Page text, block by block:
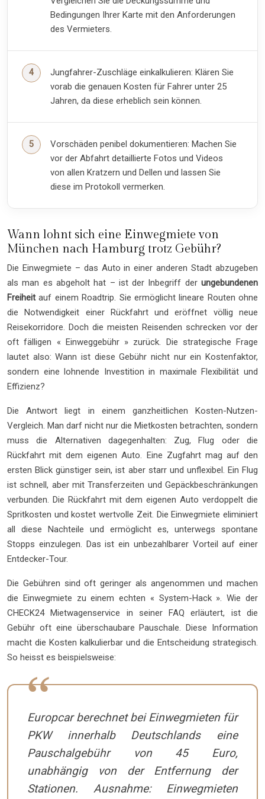
Bedingungen Ihrer Karte mit den Anforderungen
des Vermieters.
Jungfahrer-Zuschläge einkalkulieren: Klären Sie
vorab die genauen Kosten für Fahrer unter 25
Jahren, da diese erheblich sein können.
Vorschäden penibel dokumentieren: Machen Sie
vor der Abfahrt detaillierte Fotos und Videos
von allen Kratzern und Dellen und lassen Sie
diese im Protokoll vermerken.
Wann lohnt sich eine Einwegmiete von
München nach Hamburg trotz Gebühr?
Die Einwegmiete – das Auto in einer anderen Stadt abzugeben
als man es abgeholt hat – ist der Inbegriff der ungebundenen
Freiheitauf einem Roadtrip. Sie ermöglicht lineare Routen ohne
die Notwendigkeit einer Rückfahrt und eröffnet völlig neue
Reisekorridore. Doch die meisten Reisenden schrecken vor der
oft fälligen « Einweggebühr » zurück. Die strategische Frage
lautet also: Wann ist diese Gebühr nicht nur ein Kostenfaktor,
sondern eine lohnende Investition in maximale Flexibilität und
Effizienz?
Die Antwort liegt in einem ganzheitlichen Kosten-Nutzen-
Vergleich. Man darf nicht nur die Mietkosten betrachten, sondern
muss die Alternativen dagegenhalten: Zug, Flug oder die
Rückfahrt mit dem eigenen Auto. Eine Zugfahrt mag auf den
ersten Blick günstiger sein, ist aber starr und unflexibel. Ein Flug
ist schnell, aber mit Transferzeiten und Gepäckbeschränkungen
verbunden. Die Rückfahrt mit dem eigenen Auto verdoppelt die
Spritkosten und kostet wertvolle Zeit. Die Einwegmiete eliminiert
all diese Nachteile und ermöglicht es, unterwegs spontane
Stopps einzulegen. Das ist ein unbezahlbarer Vorteil auf einer
Entdecker-Tour.
Die Gebühren sind oft geringer als angenommen und machen
die Einwegmiete zu einem echten « System-Hack ». Wie der
CHECK24 Mietwagenservice in seiner FAQ erläutert, ist die
Gebühr oft eine überschaubare Pauschale. Diese Information
macht die Kosten kalkulierbar und die Entscheidung strategisch.
So heisst es beispielsweise:
Europcar berechnet bei Einwegmieten für
PKW innerhalb Deutschlands eine
Pauschalgebühr von 45 Euro,
unabhängig von der Entfernung der
Stationen. Ausnahme: Einwegmieten